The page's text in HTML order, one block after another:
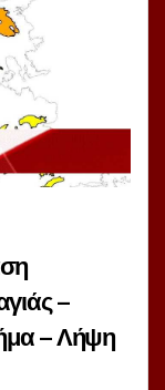
–
– Λήψη